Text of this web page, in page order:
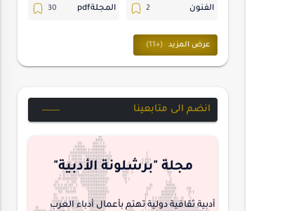
الفنون المجلةpdf
المسرح
حسن_يارتي حوارات
منشورتنا هايكو
interview
انضم الى متابعينا
مجلة "برشلونة الأدبية"
أدبية ثقافية دولية تهتم بأعمال أدباء العرب